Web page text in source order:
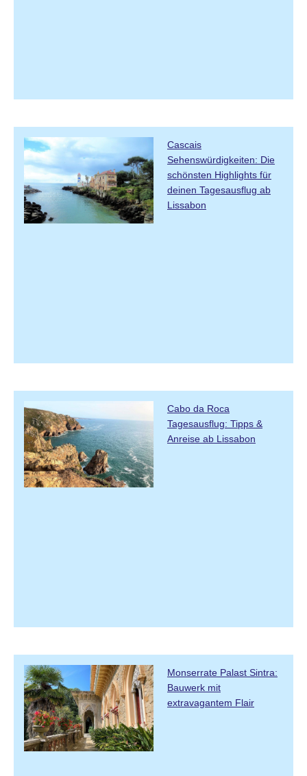
Cascais
Sehenswürdigkeiten: Die
schönsten Highlights für
deinen Tagesausflug ab
Lissabon
Cabo da Roca
Tagesausflug: Tipps &
Anreise ab Lissabon
Monserrate Palast Sintra:
Bauwerk mit
extravagantem Flair